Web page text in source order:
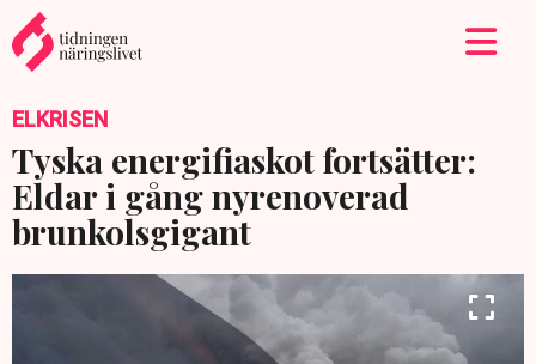
ELKRISEN
Tyska energifiaskot fortsätter:
Eldar i gång nyrenoverad
brunkolsgigant